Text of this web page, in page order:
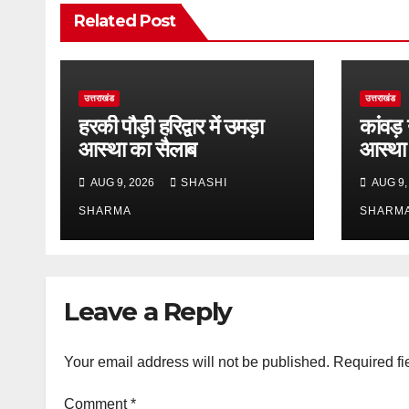
Related Post
उत्तराखंड
हरकी पौड़ी हरिद्वार में उमड़ा
आस्था का सैलाब
AUG 9, 2026 SHASHI
SHARMA
उत्तराखंड
कांवड़
आस्था
AUG
Leave a Reply
Your email address will not be published. Required
Comment*